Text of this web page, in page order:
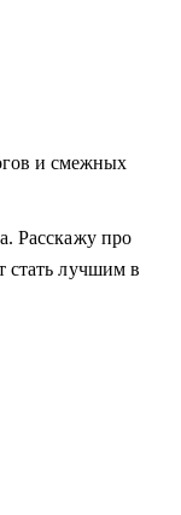
и смежных
Расскажу про
стать лучшим в